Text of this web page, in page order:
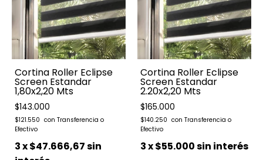
Cortina Roller Eclipse
Screen Estandar
1,80x2,20 Mts
$143.000
$121.550
3x$47.666,67sin
Cortina Roller Eclipse
Screen Estandar
2.20x2,20 Mts
$165.000
$140.250
3x$55.000sin interés